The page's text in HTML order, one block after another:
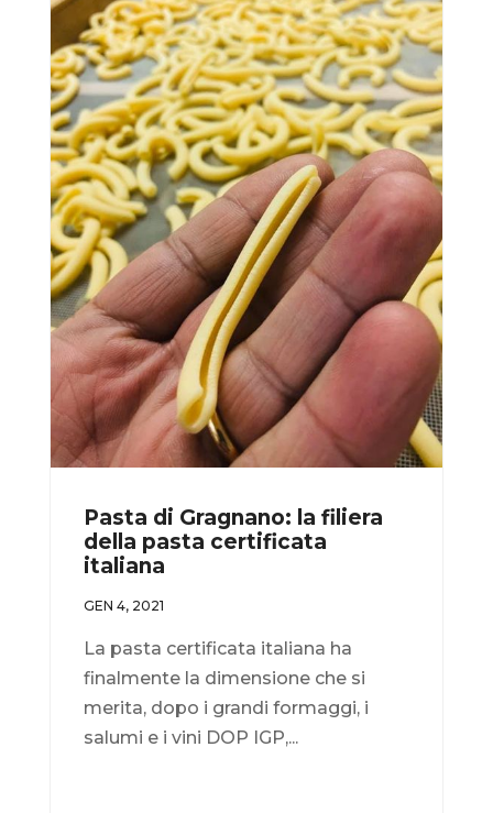
Pasta di Gragnano: la filiera
della pasta certificata
italiana
GEN 4, 2021
La pasta certificata italiana ha
finalmente la dimensione che si
merita, dopo i grandi formaggi, i
salumi e i vini DOP IGP,...